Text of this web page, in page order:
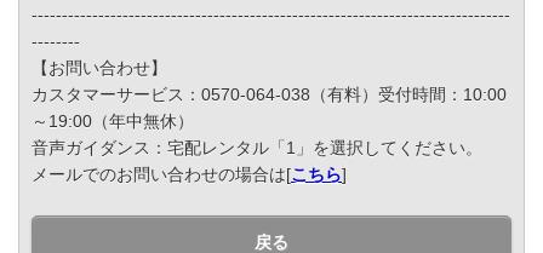
-------------------------------------------------------------------------------
--------
【お問い合わせ】
カスタマーサービス：0570-064-038（有料）受付時間：10:00
～19:00（年中無休）
音声ガイダンス：宅配レンタル「1」を選択してください。
メールでのお問い合わせの場合は[こちら]
戻る